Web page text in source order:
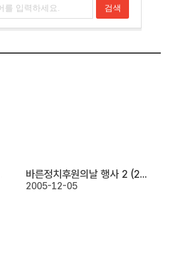
바른정치후원의날 행사 2 (2005. 11. 24)
2005-12-05